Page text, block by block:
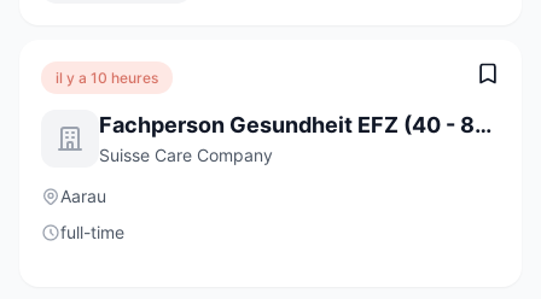
il y a 10 heures
Fachperson Gesundheit EFZ (40 - 80%)
Suisse Care Company
Aarau
full-time